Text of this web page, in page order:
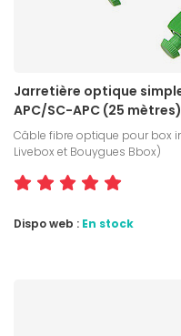
Jarretière optique
APC/SC-APC (25 mètres)
Câble fibre optique pour box
Livebox et Bouygues Bbox)
Dispo web : En stock